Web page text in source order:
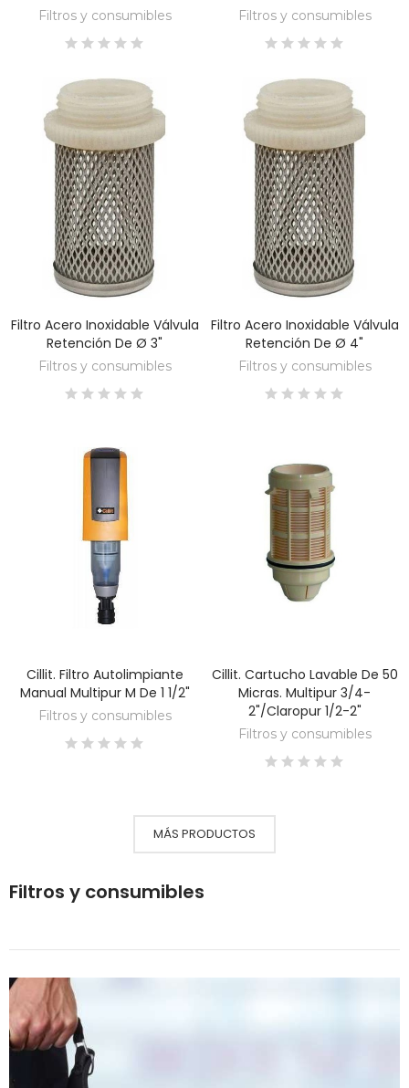
Filtros y consumibles Filtros y consumibles
DESCUBRE
Filtro Acero Inoxidable Válvula
Retención De Ø 3"
Filtros y consumibles
DESCUBRE
Filtro Acero Inoxidable Válvula
Retención De Ø 4"
Filtros y consumibles
DESCUBRE
Cillit. Filtro Autolimpiante
Manual Multipur M De 1 1/2"
Filtros y consumibles
DESCUBRE
Cillit. Cartucho Lavable De 50
Micras. Multipur 3/4-
2"/Claropur 1/2-2"
Filtros y consumibles
MÁS PRODUCTOS
Filtros y consumibles